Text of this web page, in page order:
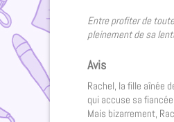
Entre profiter de
pleinement de sa
Avis
Rachel, la fille aînée
qui accuse sa
Mais bizarrement,